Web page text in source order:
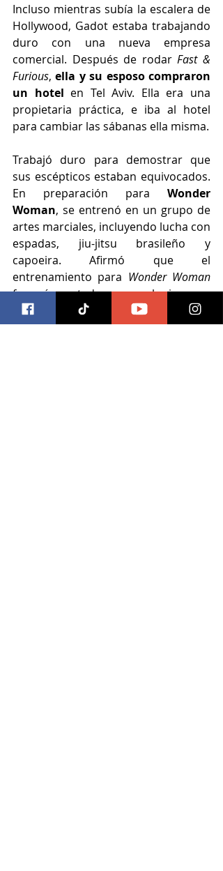
Incluso mientras subía la escalera de
Hollywood, Gadot estaba trabajando
duro con una nueva empresa
comercial. Después de rodar Fast &
Furious, ella y su esposo compraron
un hotel en Tel Aviv. Ella era una
propietaria práctica, e iba al hotel
para cambiar las sábanas ella misma.
Trabajó duro para demostrar que
sus escépticos estaban equivocados.
En preparación para Wonder
Woman, se entrenó en un grupo de
artes marciales, incluyendo lucha con
espadas, jiu-jitsu brasileño y
capoeira. Afirmó que el
entrenamiento para Wonder Woman
fue más agotador que cualquier cosa
por la que pasó en la FDI.